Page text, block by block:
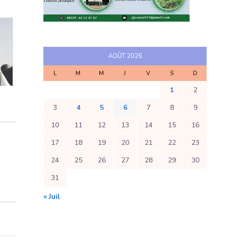
AOÛT 2026
L M M J V S D
1
2
3
4 5 6 7 8
9
10
11 12 13 14 15
16
17
18 19 20 21 22
23
24
25 26 27 28 29
30
31
« Juil